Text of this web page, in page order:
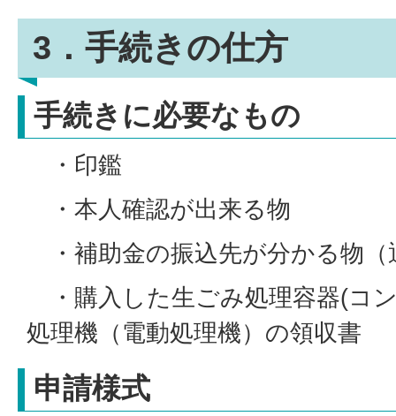
3．手続きの仕方
手続きに必要なもの
・印鑑
・本人確認が出来る物
・補助金の振込先が分かる物（
・購入した生ごみ処理容器(コ
処理機（電動処理機）の領収書
申請様式